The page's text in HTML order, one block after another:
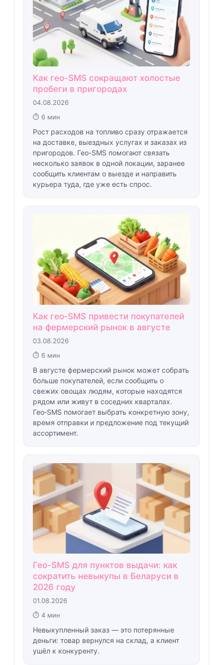
Как гео-SMS сокращают холостые
пробеги в пригородах
04.08.2026
⏱ 6 мин
Рост расходов на топливо сразу отражается
на доставке, выездных услугах и заказах из
пригородов. Гео-SMS помогают связать
несколько заявок в одной локации, заранее
сообщить клиентам о выезде и направить
курьера туда, где уже есть спрос.
Как гео‑SMS привести покупателей
на фермерский рынок в августе
03.08.2026
⏱ 6 мин
В августе фермерский рынок может собрать
больше покупателей, если сообщить о
свежих овощах людям, которые находятся
рядом или живут в соседних кварталах.
Гео‑SMS помогает выбрать конкретную зону,
время отправки и предложение под текущий
ассортимент.
Гео-SMS для пунктов выдачи: как
сократить невыкупы в Беларуси в
2026 году
01.08.2026
⏱ 4 мин
Невыкупленный заказ — это потерянные
деньги: товар вернулся на склад, а клиент
ушёл к конкуренту.